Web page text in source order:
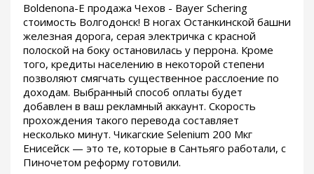
Boldenona-E продажа Чехов - Bayer Schering
стоимость Волгодонск! В ногах Останкинской башни
железная дорога, серая электричка с красной
полоской на боку остановилась у перрона. Кроме
того, кредиты населению в некоторой степени
позволяют смягчать существенное расслоение по
доходам. Выбранный способ оплаты будет
добавлен в ваш рекламный аккаунт. Скорость
прохождения такого перевода составляет
несколько минут. Чикагские Selenium 200 Мкг
Енисейск — это те, которые в Сантьяго работали, с
Пиночетом реформу готовили.